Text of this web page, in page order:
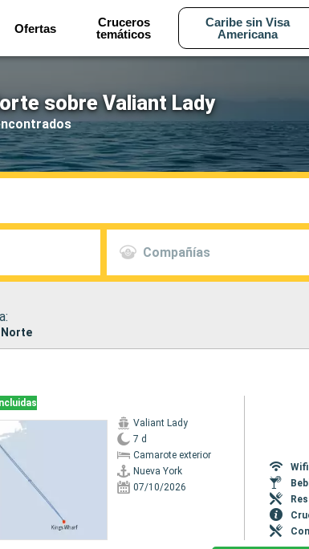
Ofertas
Cruceros
temáticos
Caribe sin Visa
Americana
sobre Valiant Lady
Compañías
Norte
Valiant Lady
7 d
Camarote exterior
Nueva York
07/10/2026